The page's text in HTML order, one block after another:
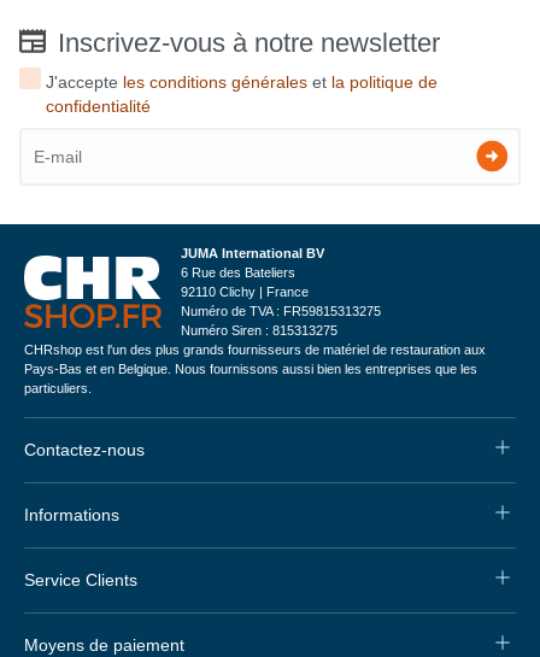
Inscrivez-vous à notre newsletter
J'accepte les conditions générales et la politique de
confidentialité
JUMA International BV
6 Rue des Bateliers
92110 Clichy | France
Numéro de TVA : FR59815313275
Numéro Siren : 815313275
CHRshop est l'un des plus grands fournisseurs de matériel de restauration aux
Pays-Bas et en Belgique. Nous fournissons aussi bien les entreprises que les
particuliers.
Contactez-nous
Informations
Service Clients
Moyens de paiement